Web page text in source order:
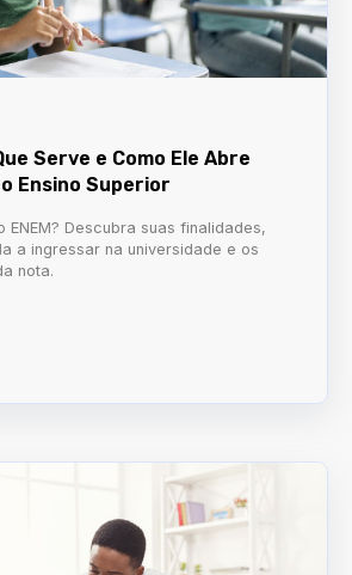
Serve e Como Ele Abre
Ensino Superior
ENEM? Descubra suas finalidades,
a ingressar na universidade e os
nota.